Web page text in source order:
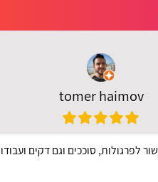
tomer haimov
לפרגולות, סוככים וגם דקים